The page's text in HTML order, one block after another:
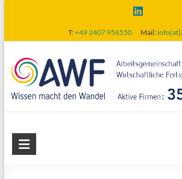
content
T:+49 2407 956550 Mail:
AWF